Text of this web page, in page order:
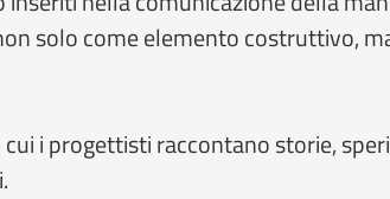
solo come elemento costruttivo,
i progettisti raccontano storie,